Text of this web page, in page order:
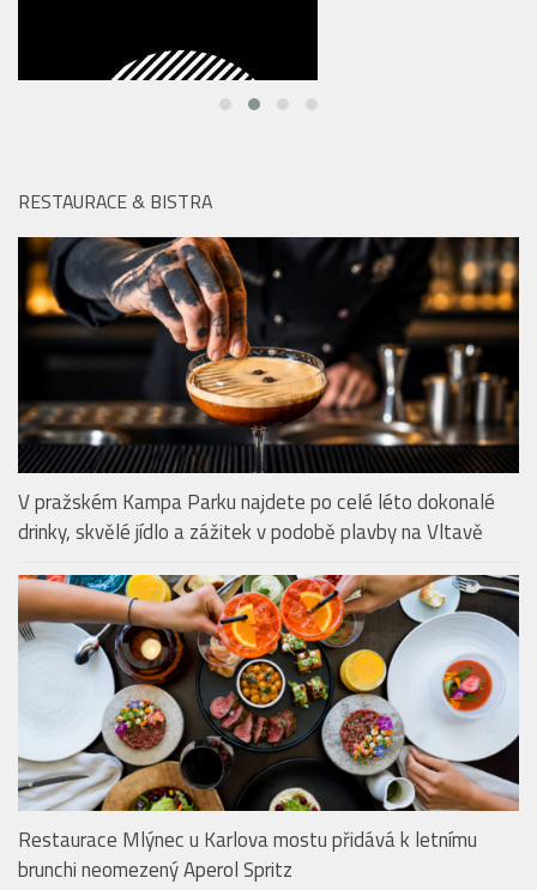
RESTAURACE & BISTRA
V pražském Kampa Parku najdete po celé léto dokonalé
drinky, skvělé jídlo a zážitek v podobě plavby na Vltavě